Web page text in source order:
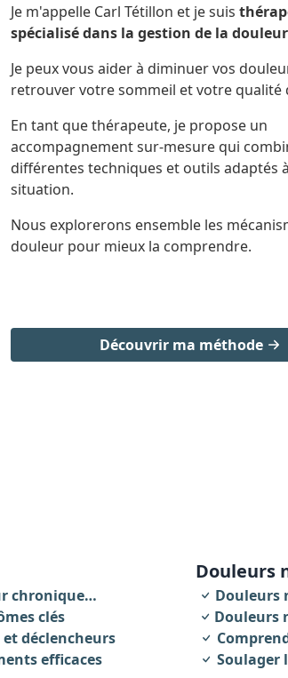
Je m'appelle Carl Tétillon et je suis
spécialisé dans la gestion de la
Je peux vous aider à diminuer vos
retrouver votre sommeil et votre qualité
En tant que thérapeute, je propose un
accompagnement sur-mesure qui
différentes techniques et outils adaptés
situation.
Nous explorerons ensemble les
douleur pour mieux la comprendre.
Découvrir ma méthode
chronique
clés
déclencheurs
efficaces
Douleurs
agir
Douleurs
Soulager